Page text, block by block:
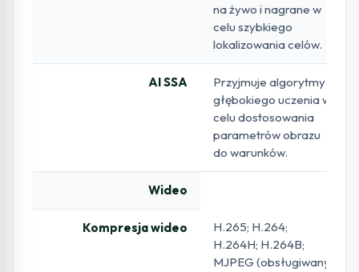
na żywo i nagrane w
celu szybkiego
lokalizowania celów.
AI SSA
Przyjmuje algorytmy
głębokiego uczenia w
celu dostosowania
parametrów obrazu
do warunków.
Wideo
Kompresja wideo
H.265; H.264;
H.264H; H.264B;
MJPEG (obsługiwany